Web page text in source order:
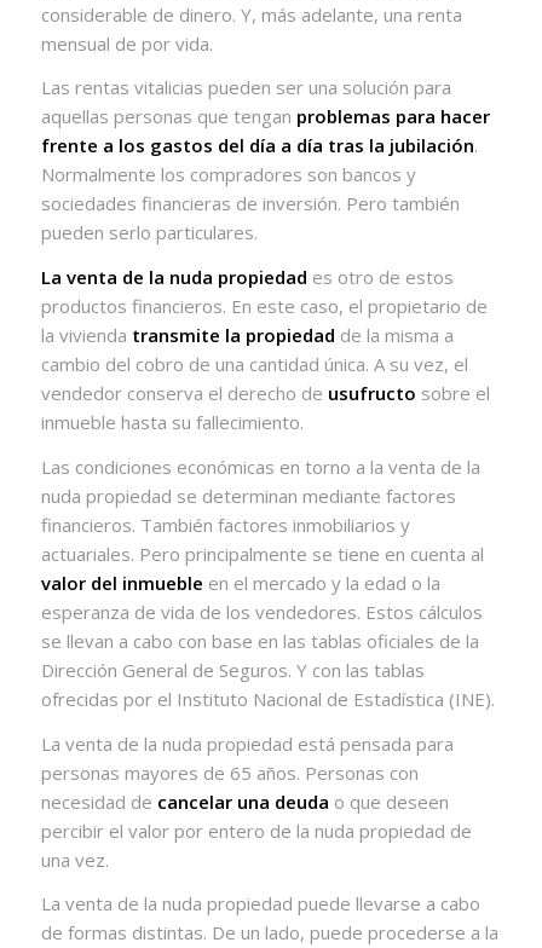
considerable de dinero. Y, más adelante, una renta
mensual de por vida.
Las rentas vitalicias pueden ser una solución para
aquellas personas que tengan problemas para hacer
frente a los gastos del día a día tras la jubilación.
Normalmente los compradores son bancos y
sociedades financieras de inversión. Pero también
pueden serlo particulares.
La venta de la nuda propiedad es otro de estos
productos financieros. En este caso, el propietario de
la vivienda transmite la propiedad de la misma a
cambio del cobro de una cantidad única. A su vez, el
vendedor conserva el derecho de usufructo sobre el
inmueble hasta su fallecimiento.
Las condiciones económicas en torno a la venta de la
nuda propiedad se determinan mediante factores
financieros. También factores inmobiliarios y
actuariales. Pero principalmente se tiene en cuenta al
valor del inmueble en el mercado y la edad o la
esperanza de vida de los vendedores. Estos cálculos
se llevan a cabo con base en las tablas oficiales de la
Dirección General de Seguros. Y con las tablas
ofrecidas por el Instituto Nacional de Estadística (INE).
La venta de la nuda propiedad está pensada para
personas mayores de 65 años. Personas con
necesidad de cancelar una deuda o que deseen
percibir el valor por entero de la nuda propiedad de
una vez.
La venta de la nuda propiedad puede llevarse a cabo
de formas distintas. De un lado, puede procederse a la